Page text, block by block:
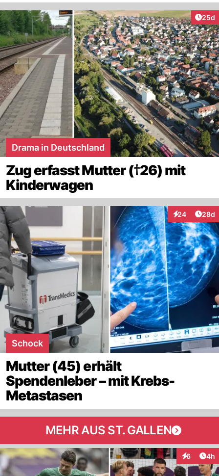
25d
Drama in Deutschland
Zug erfasst Mutter (†26) mit
Kinderwagen
24
Interaktionen
28d
Schock
Mutter (45) erhält
Spendenleber – mit Krebs-
Metastasen
MEHR AUS ST. GALLEN
6 4h